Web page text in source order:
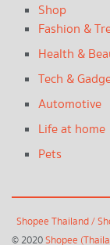
Shop
Fashion &
Health &
Tech &
Automotive
Life at home
Pets
Shopee Thailand/
© 2020Shopee